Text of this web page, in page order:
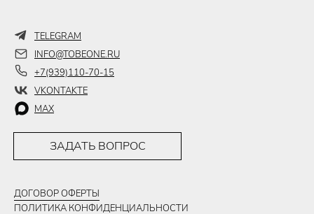
TELEGRAM
INFO@TOBEONE.RU
+7(939)110-70-15
VKONTAKTE
MAX
ДОГОВОР ОФЕРТЫ
ПОЛИТИКА КОНФИДЕНЦИАЛЬНОСТИ
ЗАДАТЬ ВОПРОС